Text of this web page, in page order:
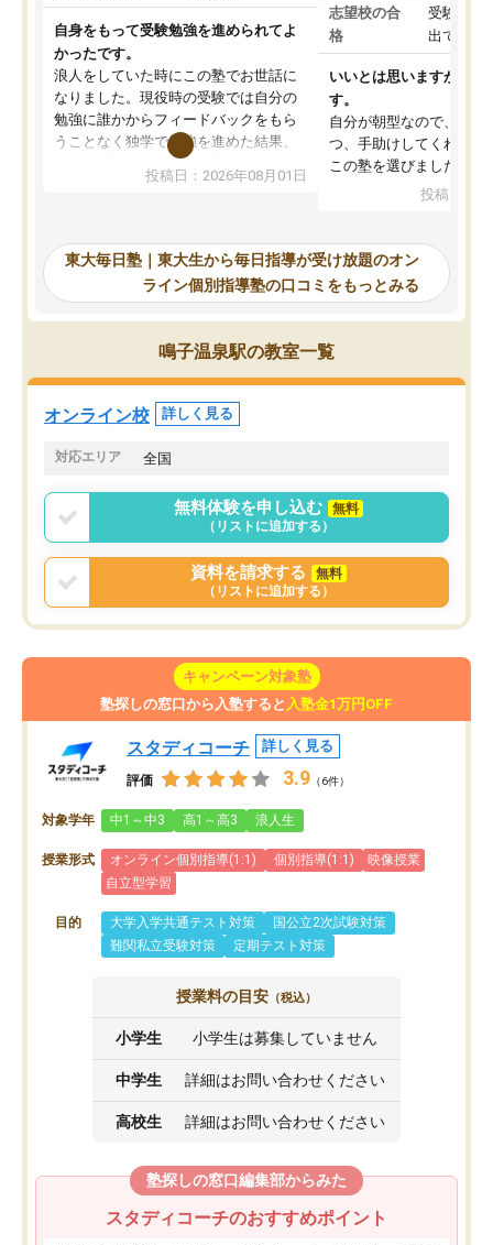
自身をもって受験勉強を進められてよ
かったです。
浪人をしていた時にこの塾でお世話に
なりました。現役時の受験では自分の
勉強に誰かからフィードバックをもら
うことなく独学で勉強を進めた結果、
入試本番に地歴の学習が間に合わず不
合格となってしまいました。その経験
東大毎日塾にたどり着きました。学習
の長期計画や日々の勉強のやり方につ
いて客観的なアドバイスをいただけた
ので、自信をもって受験勉強を進める
ことができました。自分のように勉強
のやり方や進捗管理で苦労している方
には特におすすめしたい塾です。
投稿日：2026年08月01日
志望校の合
格
受験して
出ていな
いいとは思いますが、料
す。
自分が朝型なので、自習
つ、手助けしてくれる設
この塾を選びました。
投稿日：
東大毎日塾｜東大生から毎日指導が受け放題のオン
ライン個別指導塾の口コミをもっとみる
鳴子温泉駅の教室一覧
オンライン校 詳しく見る
対応エリア 全国
無料体験を申し込む
無料
（リストに追加する）
資料を請求する
無料
（リストに追加する）
キャンペーン対象塾
塾探しの窓口から入塾すると 入塾金1万円OFF
スタディコーチ 詳しく見る
評価 3.9 （6件）
対象学年 中1～中3 高1～高3 浪人生
授業形式 オンライン個別指導(1:1) 個別指導(1:1)
映像授業
自立型学習
目的 大学入学共通テスト対策
国公立2次試験対策
難関私立受験対策
定期テスト対策
授業料の目安 （税込）
小学生 小学生は募集していません
中学生 詳細はお問い合わせください
高校生 詳細はお問い合わせください
塾探しの窓口編集部からみた
スタディコーチのおすすめポイント